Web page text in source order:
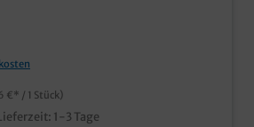
Quarkbällchen, Pommes,
für
natürlich auch
fragen Sie unseren
€* / 1 Stück)
1-3 Tage